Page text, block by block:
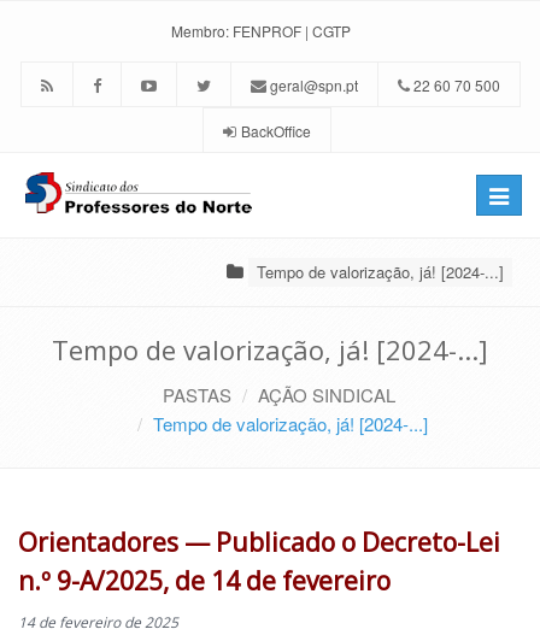
Membro: FENPROF | CGTP
geral@spn.pt 22 60 70 500
BackOffice
Toggle
Tempo de valorização, já! [2024-...]
Tempo de valorização, já! [2024-...]
PASTAS
AÇÃO SINDICAL
Tempo de valorização, já! [2024-...]
Orientadores — Publicado o Decreto-Lei
n.º 9-A/2025, de 14 de fevereiro
14 de fevereiro de 2025